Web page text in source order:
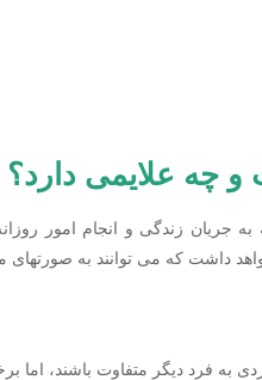
چه علایمی دارد؟
به جریان زندگی و انجام امور
داشت که می توانند به صورتهای
به فرد دیگر متفاوت باشند، اما